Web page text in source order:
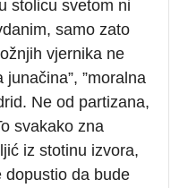
stolicu svetom ni
samo zato
vjernika ne
”moralna
Ne od partizana,
svakako zna
iz stotinu izvora,
dopustio da bude